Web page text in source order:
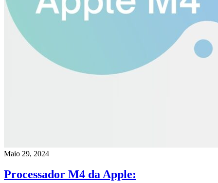
Maio 29, 2024
Processador M4 da Apple: